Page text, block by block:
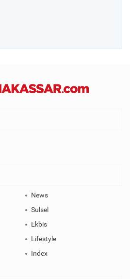
News
Sulsel
Ekbis
Lifestyle
Index